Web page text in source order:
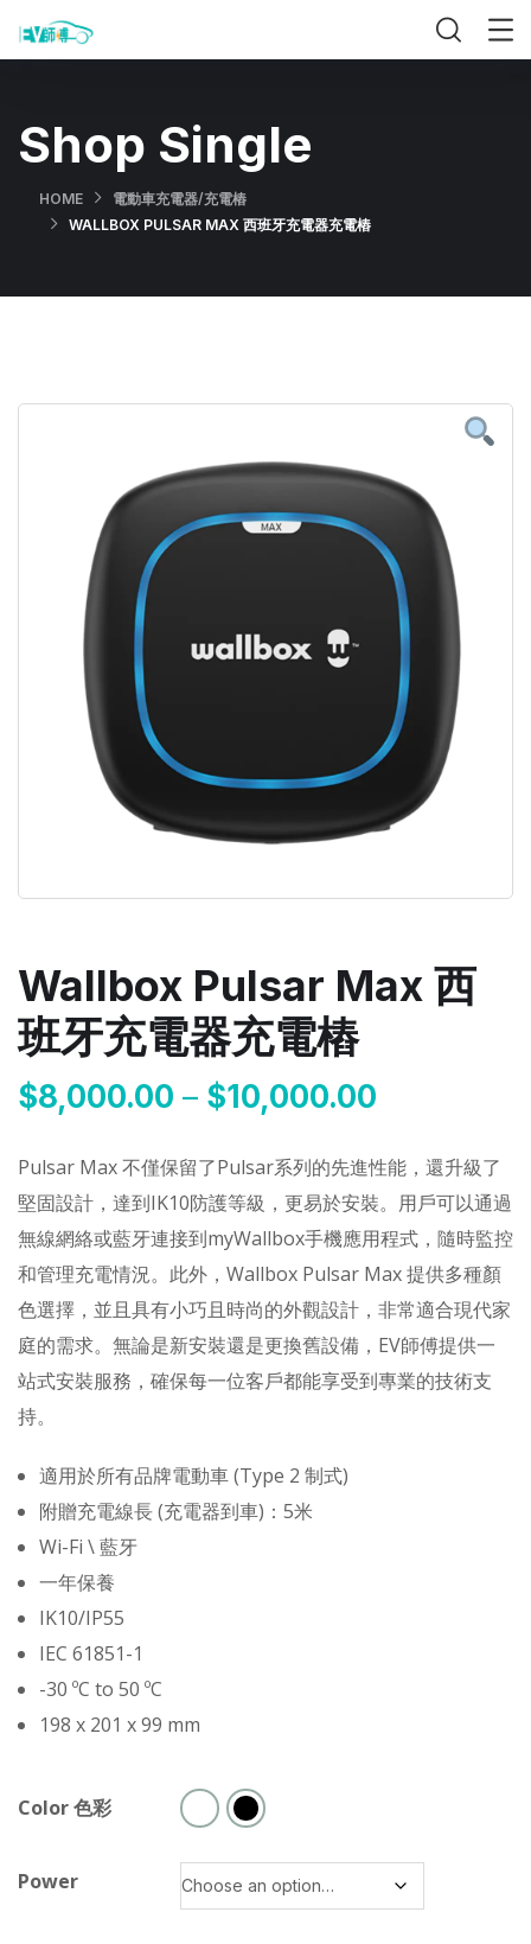
Shop Single
HOME
電動車充電器/充電樁
WALLBOX PULSAR MAX 西班牙充電器充電樁
Wallbox Pulsar Max 西
班牙充電器充電樁
$8,000.00 – $10,000.00
Pulsar Max 不僅保留了Pulsar系列的先進性能，還升級了
堅固設計，達到IK10防護等級，更易於安裝。用戶可以通過
無線網絡或藍牙連接到myWallbox手機應用程式，隨時監控
和管理充電情況。此外，Wallbox Pulsar Max 提供多種顏
色選擇，並且具有小巧且時尚的外觀設計，非常適合現代家
庭的需求。無論是新安裝還是更換舊設備，EV師傅提供一
站式安裝服務，確保每一位客戶都能享受到專業的技術支
持。
適用於所有品牌電動車 (Type 2 制式)
附贈充電線長 (充電器到車)：5米
Wi-Fi \ 藍牙
一年保養
IK10/IP55
IEC 61851-1
-30 ºC to 50 ºC
198 x 201 x 99 mm
Color 色彩
Power